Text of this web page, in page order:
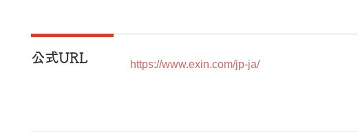
公式URL https://www.exin.com/jp-ja/